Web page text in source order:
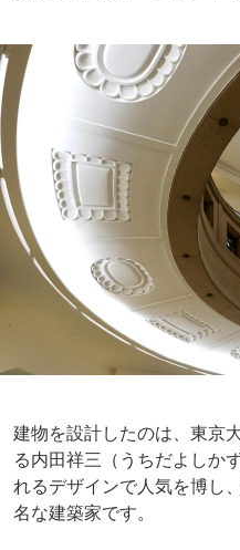
建物を設計したのは、東京
る内田祥三（うちだよしか
れるデザインで人気を博し
名な建築家です。